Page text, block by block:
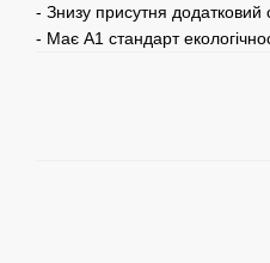
- Знизу присутня додатковий
- Має А1 стандарт